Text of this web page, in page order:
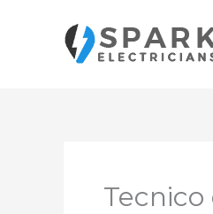
contenido